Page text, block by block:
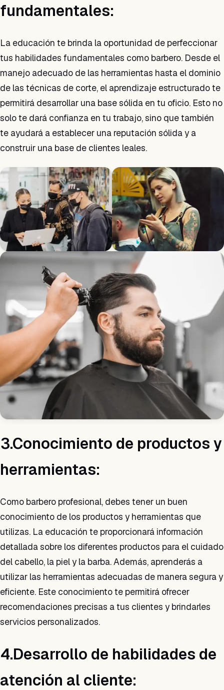
fundamentales:
La educación te brinda la oportunidad de perfeccionar
tus habilidades fundamentales como barbero. Desde el
manejo adecuado de las herramientas hasta el dominio
de las técnicas de corte, el aprendizaje estructurado te
permitirá desarrollar una base sólida en tu oficio. Esto no
solo te dará confianza en tu trabajo, sino que también
te ayudará a establecer una reputación sólida y a
construir una base de clientes leales.
3.Conocimiento de productos y
herramientas:
Como barbero profesional, debes tener un buen
conocimiento de los productos y herramientas que
utilizas. La educación te proporcionará información
detallada sobre los diferentes productos para el cuidado
del cabello, la piel y la barba. Además, aprenderás a
utilizar las herramientas adecuadas de manera segura y
eficiente. Este conocimiento te permitirá ofrecer
recomendaciones precisas a tus clientes y brindarles
servicios personalizados.
4.Desarrollo de habilidades de
atención al cliente: